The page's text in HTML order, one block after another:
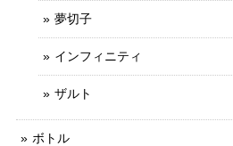
夢切子
インフィニティ
ザルト
ボトル